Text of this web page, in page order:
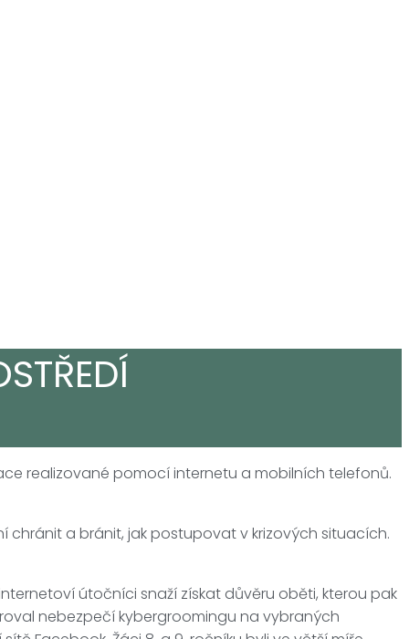
realizované pomocí internetu a mobilních telefonů.
chránit a bránit, jak postupovat v krizových situacích.
útočníci snaží získat důvěru oběti, kterou pak
nebezpečí kybergroomingu na vybraných